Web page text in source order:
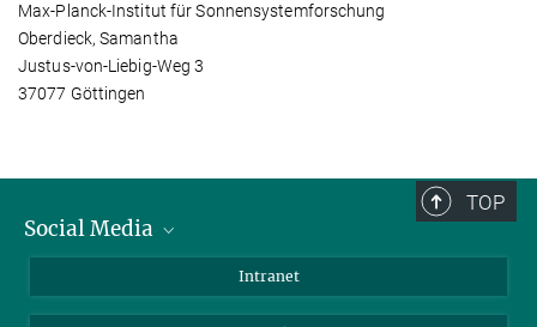
Max-Planck-Institut für Sonnensystemforschung
Oberdieck, Samantha
Justus-von-Liebig-Weg 3
37077 Göttingen
TOP
Social Media
Facebook
Intranet